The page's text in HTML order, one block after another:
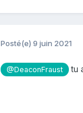
Posté(e) 9 juin 2021
@DeaconFraust tu